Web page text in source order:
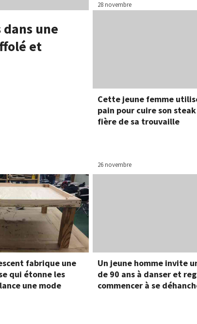
une
et
28 novembre
Cette jeune femme
pain pour cuire son
fière de sa trouvaille
26 novembre
fabrique une
qui étonne les
une mode
Un jeune homme invite
de 90 ans à danser et
commencer à se